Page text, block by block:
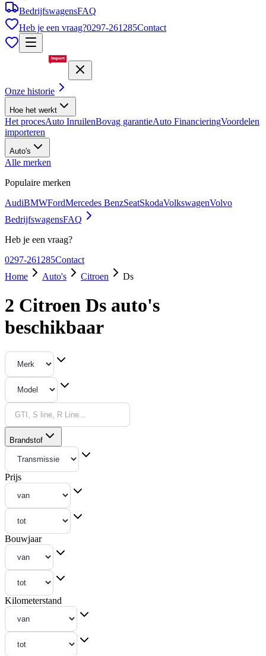
BedrijfswagensFAQ
Heb je een vraag?0297-261285Contact
Onze historie
Hoe het werkt
Het procesAuto InruilenBovag garantieAuto FinancieringVoordelen
importeren
Auto's
Alle merken
Populaire merken
AudiBMWFordMercedes BenzSeatSkodaVolkswagenVolvo
BedrijfswagensFAQ
Heb je een vraag?
0297-261285Contact
Home
Auto's Citroen Ds
2 Citroen Ds auto's
beschikbaar
Brandstof
Prijs
Bouwjaar
Kilometerstand